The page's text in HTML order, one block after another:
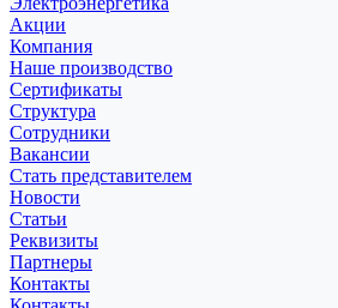
Акции
Компания
Наше производство
Сертификаты
Структура
Сотрудники
Вакансии
Стать представителем
Новости
Статьи
Реквизиты
Партнеры
Контакты